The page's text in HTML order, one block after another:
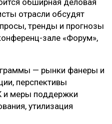
обширная деловая
отрасли обсудят
тренды и прогнозы
зале «Форум»,
— рынки фанеры и
перспективы
и меры поддержки
утилизация